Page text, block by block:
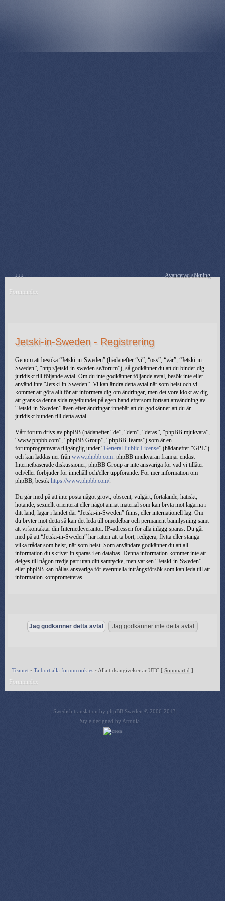
↓↓↓ Avancerad sökning
Forumindex
Jetski-in-Sweden - Registrering
Genom att besöka “Jetski-in-Sweden” (hädanefter “vi”, “oss”, “vår”, “Jetski-in-
Sweden”, “http://jetski-in-sweden.se/forum”), så godkänner du att du binder dig
juridiskt till följande avtal. Om du inte godkänner följande avtal, besök inte eller
använd inte “Jetski-in-Sweden”. Vi kan ändra detta avtal när som helst och vi
kommer att göra allt för att informera dig om ändringar, men det vore klokt av dig
att granska denna sida regelbundet på egen hand eftersom fortsatt användning av
“Jetski-in-Sweden” även efter ändringar innebär att du godkänner att du är
juridiskt bunden till detta avtal.
Vårt forum drivs av phpBB (hädanefter “de”, “dem”, “deras”, “phpBB mjukvara”,
“www.phpbb.com”, “phpBB Group”, “phpBB Teams”) som är en
forumprogramvara tillgänglig under “General Public License” (hädanefter “GPL”)
och kan laddas ner från www.phpbb.com. phpBB mjukvaran främjar endast
Internetbaserade diskussioner, phpBB Group är inte ansvariga för vad vi tillåter
och/eller förbjuder för innehåll och/eller uppförande. För mer information om
phpBB, besök https://www.phpbb.com/.
Du går med på att inte posta något grovt, obscent, vulgärt, förtalande, hatiskt,
hotande, sexuellt orienterat eller något annat material som kan bryta mot lagarna i
ditt land, lagar i landet där “Jetski-in-Sweden” finns, eller internationell lag. Om
du bryter mot detta så kan det leda till omedelbar och permanent bannlysning samt
att vi kontaktar din Internetleverantör. IP-adressen för alla inlägg sparas. Du går
med på att “Jetski-in-Sweden” har rätten att ta bort, redigera, flytta eller stänga
vilka trådar som helst, när som helst. Som användare godkänner du att all
information du skriver in sparas i en databas. Denna information kommer inte att
delges till någon tredje part utan ditt samtycke, men varken “Jetski-in-Sweden”
eller phpBB kan hållas ansvariga för eventuella intrångsförsök som kan leda till att
information komprometteras.
Teamet • Ta bort alla forumcookies • Alla tidsangivelser är UTC [ Sommartid ]
Forumindex
Swedish translation by phpBB Sweden © 2006-2013
Style designed by Artodia